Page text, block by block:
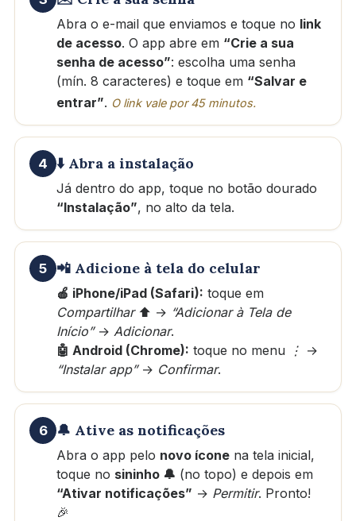
Abra o e-mail que enviamos e toque no link
de acesso. O app abre em “Crie a sua
senha de acesso”: escolha uma senha
(mín. 8 caracteres) e toque em “Salvar e
entrar”. O link vale por 45 minutos.
4 ⬇️ Abra a instalação
Já dentro do app, toque no botão dourado
“Instalação”, no alto da tela.
5 📲 Adicione à tela do celular
🍎 iPhone/iPad (Safari): toque em
Compartilhar⬆️ → “Adicionar à Tela de
Início”→ Adicionar.
🤖 Android (Chrome): toque no menu ⋮ →
“Instalar app”→ Confirmar.
6 🔔 Ative as notificações
Abra o app pelo novo ícone na tela inicial,
toque no sininho 🔔 (no topo) e depois em
“Ativar notificações” → Permitir. Pronto!
🎉